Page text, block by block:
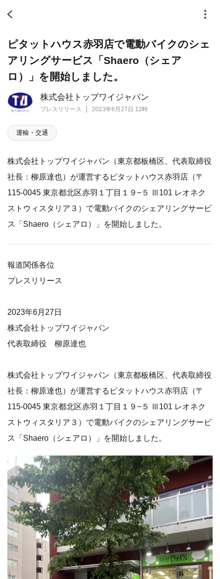
株式会社トップワイジャパン
プレスリリース 2023年6月27日 12時
ピタットハウス赤羽店で電動バイクのシェ
アリングサービス「Shaero（シェア
ロ）」を開始しました。
運輸・交通
株式会社トップワイジャパン（東京都板橋区、代表取締役
社長：柳原達也）が運営するピタットハウス赤羽店（〒
115-0045 東京都北区赤羽１丁目１９−５ Ⅲ101 レオネク
ストウィスタリア３）で電動バイクのシェアリングサービ
ス「Shaero（シェアロ）」を開始しました。
報道関係各位
プレスリリース
2023年6月27日
株式会社トップワイジャパン
代表取締役 柳原達也
株式会社トップワイジャパン（東京都板橋区、代表取締役
社長：柳原達也）が運営するピタットハウス赤羽店（〒
115-0045 東京都北区赤羽１丁目１９−５ Ⅲ101 レオネク
ストウィスタリア３）で電動バイクのシェアリングサービ
ス「Shaero（シェアロ）」を開始しました。